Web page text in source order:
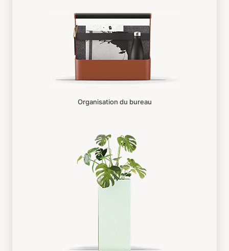
Organisation du bureau